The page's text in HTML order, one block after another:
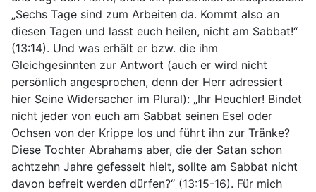
„Sechs Tage sind zum Arbeiten da. Kommt also an
diesen Tagen und lasst euch heilen, nicht am Sabbat!“
(13:14). Und was erhält er bzw. die ihm
Gleichgesinnten zur Antwort (auch er wird nicht
persönlich angesprochen, denn der Herr adressiert
hier Seine Widersacher im Plural): „Ihr Heuchler! Bindet
nicht jeder von euch am Sabbat seinen Esel oder
Ochsen von der Krippe los und führt ihn zur Tränke?
Diese Tochter Abrahams aber, die der Satan schon
achtzehn Jahre gefesselt hielt, sollte am Sabbat nicht
davon befreit werden dürfen?“ (13:15-16). Für mich